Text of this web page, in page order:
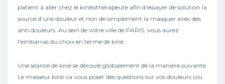
patient à aller chez le kinésithérapeute afin d’essayer de solution la
source d’une douleur et non de simplement la masquer avec des
anti douleurs. Au sein de votre ville de PARIS, vous aurez
l'embarras du choix en terme de kiné.
Une séance de kiné se déroule globalement de la manière suivante.
Le masseur kiné va vous poser des questions sur vos douleurs (où